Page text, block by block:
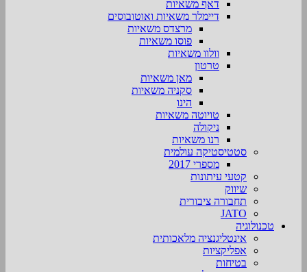
דאף משאיות
דיימלר משאיות ואוטובוסים
מרצדס משאיות
פוסו משאיות
וולוו משאיות
טרטון
מאן משאיות
סקניה משאיות
הינו
טויוטה משאיות
ניקולה
רנו משאיות
סטטיסטיקה עולמית
מספרי 2017
קטעי עיתונות
שיווק
תחבורה ציבורית
JATO
טכנולוגיה
אינטליגנציה מלאכותית
אפליקציות
בטיחות